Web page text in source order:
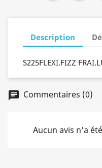
Description
S225FLEXI.FIZZ
chat Commentaires (0)
Aucun avis n'a